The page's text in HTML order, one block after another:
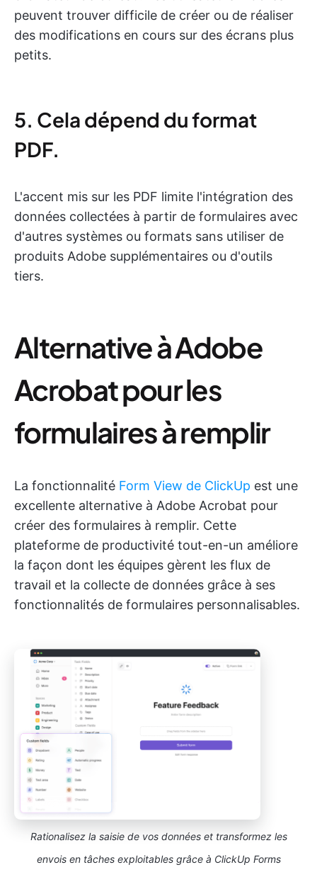
peuvent trouver difficile de créer ou de réaliser
des modifications en cours sur des écrans plus
petits.
5. Cela dépend du format
PDF.
L'accent mis sur les PDF limite l'intégration des
données collectées à partir de formulaires avec
d'autres systèmes ou formats sans utiliser de
produits Adobe supplémentaires ou d'outils
tiers.
Alternative à Adobe
Acrobat pour les
formulaires à remplir
La fonctionnalité Form View de ClickUp est une
excellente alternative à Adobe Acrobat pour
créer des formulaires à remplir. Cette
plateforme de productivité tout-en-un améliore
la façon dont les équipes gèrent les flux de
travail et la collecte de données grâce à ses
fonctionnalités de formulaires personnalisables.
Rationalisez la saisie de vos données et transformez les
envois en tâches exploitables grâce à ClickUp Forms